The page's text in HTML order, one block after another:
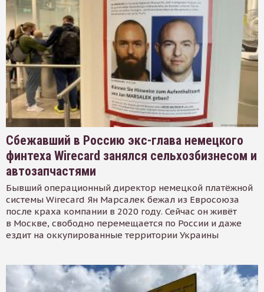
Сбежавший в Россию экс-глава немецкого
финтеха Wirecard занялся сельхозбизнесом и
автозапчастями
Бывший операционный директор немецкой платёжной
системы Wirecard Ян Марсалек бежал из Евросоюза
после краха компании в 2020 году. Сейчас он живёт
в Москве, свободно перемещается по России и даже
ездит на оккупированные территории Украины